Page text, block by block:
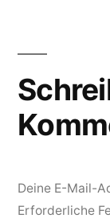
Deine E-Mail-
Erforderliche